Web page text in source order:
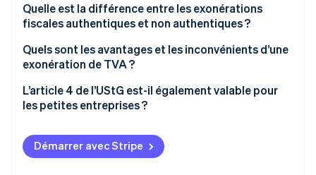
Quelle est la différence entre les exonérations
fiscales authentiques et non authentiques ?
Exonérations de taxe authentiques
Quels sont les avantages et les inconvénients d’une
exonération de TVA ?
Avantages d’une exonération de TVA au titre de
l’article 4 de l’UStG
Inconvénients d’une exonération de TVA au titre de
l’article 4 de l’UStG
L’article 4 de l’UStG est-il également valable pour
les petites entreprises ?
Démarrer avec Stripe